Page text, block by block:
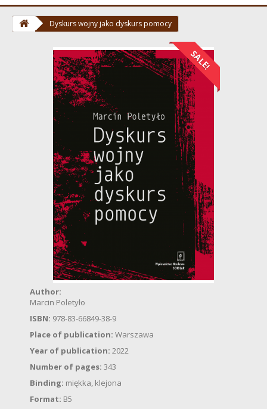
Dyskurs wojny jako dyskurs pomocy
SALE!
Author:
Marcin Poletyło
ISBN: 978-83-66849-38-9
Place of publication: Warszawa
Year of publication: 2022
Number of pages: 343
Binding: miękka, klejona
Format: B5